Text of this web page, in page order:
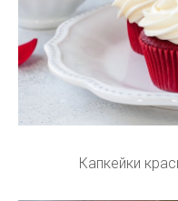
Капкейки